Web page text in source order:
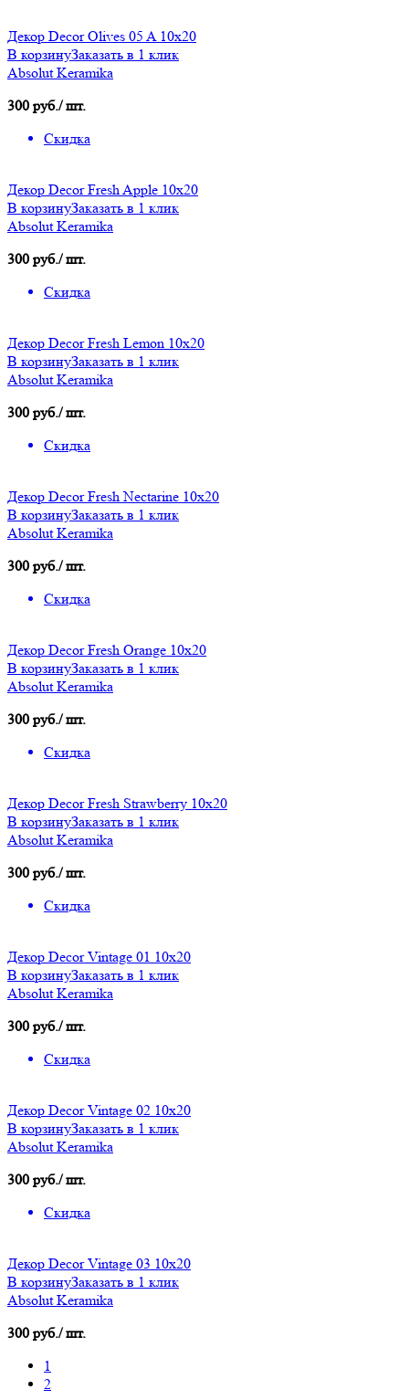
Декор Decor Olives 05 A 10х20
В корзинуЗаказать в 1 клик
Absolut Keramika
300 руб./ шт.
Скидка
Декор Decor Fresh Apple 10х20
В корзинуЗаказать в 1 клик
Absolut Keramika
300 руб./ шт.
Скидка
Декор Decor Fresh Lemon 10х20
В корзинуЗаказать в 1 клик
Absolut Keramika
300 руб./ шт.
Скидка
Декор Decor Fresh Nectarine 10х20
В корзинуЗаказать в 1 клик
Absolut Keramika
300 руб./ шт.
Скидка
Декор Decor Fresh Orange 10х20
В корзинуЗаказать в 1 клик
Absolut Keramika
300 руб./ шт.
Скидка
Декор Decor Fresh Strawberry 10х20
В корзинуЗаказать в 1 клик
Absolut Keramika
300 руб./ шт.
Скидка
Декор Decor Vintage 01 10х20
В корзинуЗаказать в 1 клик
Absolut Keramika
300 руб./ шт.
Скидка
Декор Decor Vintage 02 10х20
В корзинуЗаказать в 1 клик
Absolut Keramika
300 руб./ шт.
Скидка
Декор Decor Vintage 03 10х20
В корзинуЗаказать в 1 клик
Absolut Keramika
300 руб./ шт.
1
2